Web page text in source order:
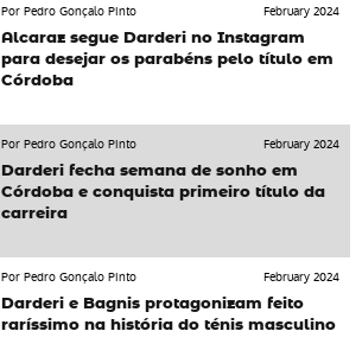
Por Pedro Gonçalo Pinto
February 2024
Alcaraz segue Darderi no Instagram
para desejar os parabéns pelo título em
Córdoba
Por Pedro Gonçalo Pinto
February 2024
Darderi fecha semana de sonho em
Córdoba e conquista primeiro título da
carreira
Por Pedro Gonçalo Pinto
February 2024
Darderi e Bagnis protagonizam feito
raríssimo na história do ténis masculino